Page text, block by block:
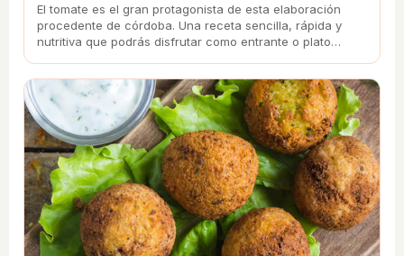
El tomate es el gran protagonista de esta elaboración
procedente de córdoba. Una receta sencilla, rápida y
nutritiva que podrás disfrutar como entrante o plato